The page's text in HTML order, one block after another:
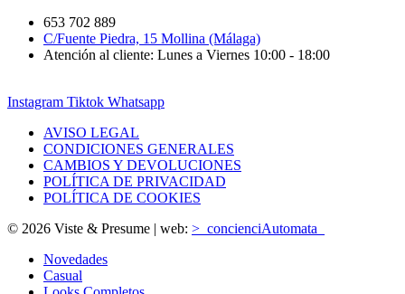
653 702 889
C/Fuente Piedra, 15 Mollina (Málaga)
Atención al cliente: Lunes a Viernes 10:00 - 18:00
Instagram Tiktok Whatsapp
AVISO LEGAL
CONDICIONES GENERALES
CAMBIOS Y DEVOLUCIONES
POLÍTICA DE PRIVACIDAD
POLÍTICA DE COOKIES
© 2026 Viste & Presume | web: >_concienciAutomata_
Novedades
Casual